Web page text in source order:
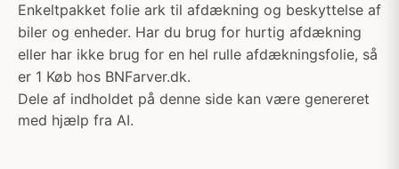
Enkeltpakket folie ark til afdækning og beskyttelse af
biler og enheder. Har du brug for hurtig afdækning
eller har ikke brug for en hel rulle afdækningsfolie, så
er 1 Køb hos BNFarver.dk.
Dele af indholdet på denne side kan være genereret
med hjælp fra AI.